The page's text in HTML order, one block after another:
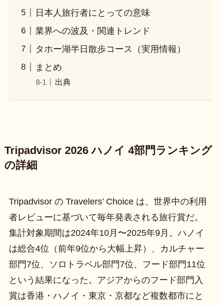
日本人旅行者にとっての意味
業界への波及・関連トレンド
タホー湖半日散歩コース（実用情報）
まとめ
出典
Tripadvisor 2026 ハノイ 4部門ランキング
の詳細
Tripadvisor の Travelers’ Choice は、世界中の利用
者レビューに基づいて毎年発表される旅行賞だ。
集計対象期間は2024年10月〜2025年9月。ハノイ
は総合4位（前年9位から大幅上昇）、カルチャー
部門7位、ソロトラベル部門7位、フード部門11位
という結果になった。アジアからのフード部門入
賞は香港・ハノイ・東京・京都など複数都市にと